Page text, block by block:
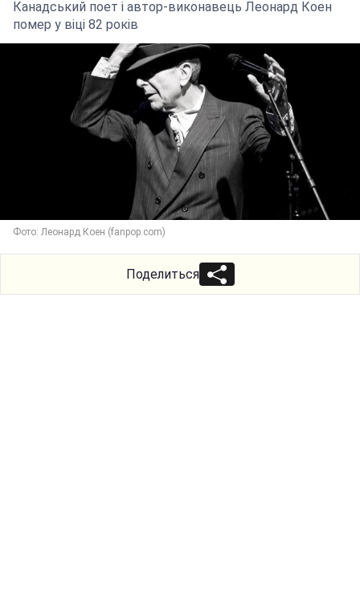
Канадський поет і автор-виконавець Леонард Коен
помер у віці 82 років
Фото: Леонард Коен (fanpop.com)
Поделиться